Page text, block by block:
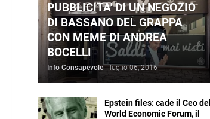
PUBBLICITA' DI UN NEGOZIO
DI BASSANO DEL GRAPPA
CON MEME DI ANDREA
BOCELLI
Info Consapevole - luglio 06, 2016
Epstein files: cade il Ceo del
World Economic Forum, il